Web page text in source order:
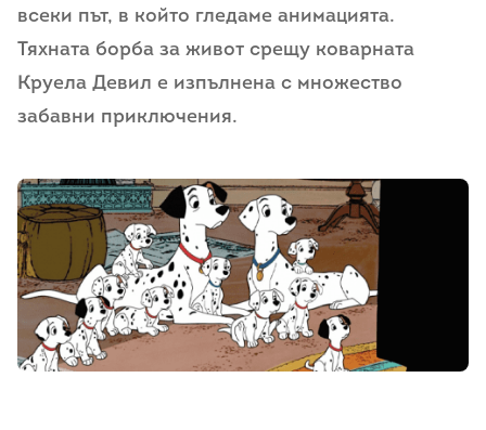
всеки път, в който гледаме анимацията.
Тяхната борба за живот срещу коварната
Круела Девил е изпълнена с множество
забавни приключения.